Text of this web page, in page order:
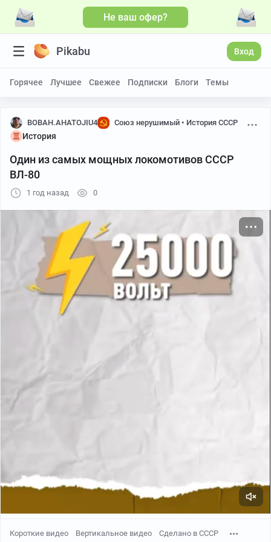
Не ваш офер?
Pikabu Вход
Горячее Лучшее Свежее Подписки Блоги Темы
BOBAH.AHATOJIU4 Союз нерушимый • История СССР
История
Один из самых мощных локомотивов СССР
ВЛ-80
1 год назад 0
Короткие видео Вертикальное видео Сделано в СССР
Больше видео